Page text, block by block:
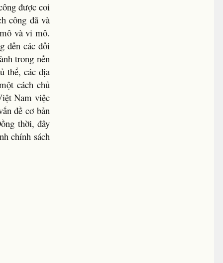
được coi
công đã và
và vi mô.
đến các đối
trong nền
thể, các địa
cách chủ
Nam việc
đề cơ bản
thời, đây
chính sách